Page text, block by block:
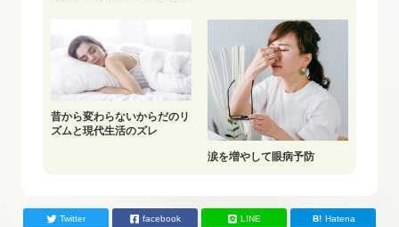
昔から変わらないからだのリ
ズムと現代生活のズレ
涙を増やして眼病予防
Twitter facebook LINE Hatena